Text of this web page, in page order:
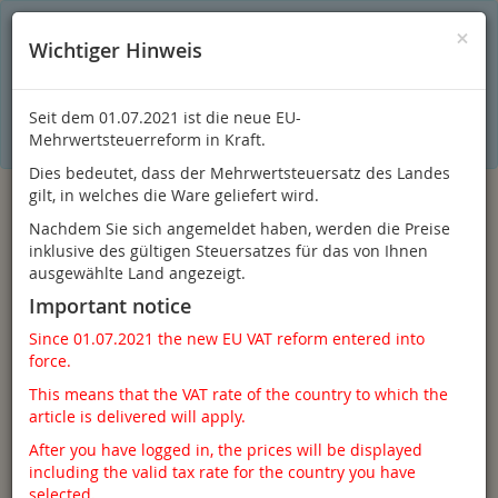
Einkaufserlebnis. Dabei werden beispielsweise die Session-
gespeichert. Ohne Cookies ist der Funktionsumfang des
Online-Shops eingeschränkt.Sind Sie damit nicht
einverstanden, klicken Sie bitte hier.
ToggleMenü
×
Wichtiger Hinweis
Seit dem 01.07.2021 ist die neue EU-
Mehrwertsteuerreform in Kraft.
Dies bedeutet, dass der Mehrwertsteuersatz des Landes
gilt, in welches die Ware geliefert wird.
Nachdem Sie sich angemeldet haben, werden die Preise
inklusive des gültigen Steuersatzes für das von Ihnen
ausgewählte Land angezeigt.
Important notice
Since 01.07.2021 the new EU VAT reform entered into
force.
This means that the VAT rate of the country to which the
article is delivered will apply.
After you have logged in, the prices will be displayed
including the valid tax rate for the country you have